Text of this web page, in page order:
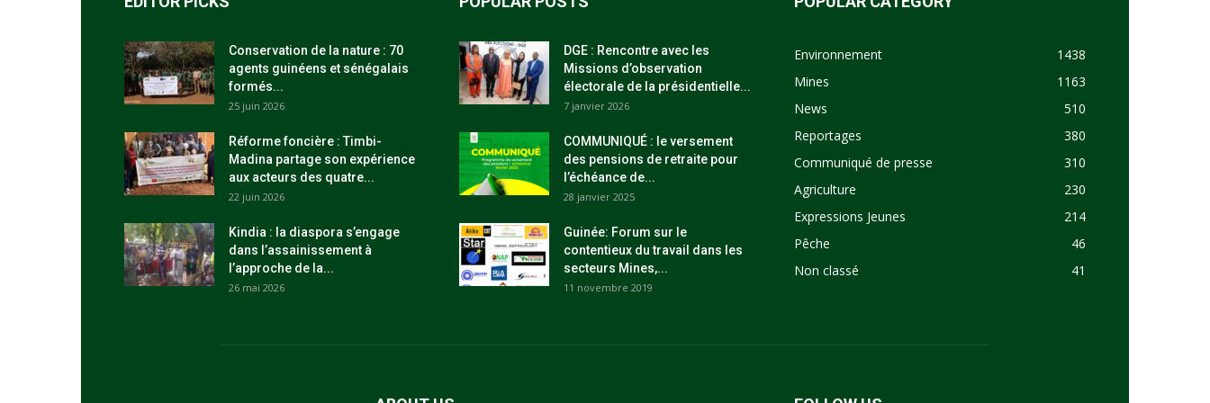
Conservation de la nature : 70
agents guinéens et sénégalais
formés...
25 juin 2026
Réforme foncière : Timbi-
Madina partage son expérience
aux acteurs des quatre...
22 juin 2026
Kindia : la diaspora s’engage
dans l’assainissement à
l’approche de la...
26 mai 2026
DGE : Rencontre avec les
Missions d’observation
électorale de la présidentielle...
7 janvier 2026
COMMUNIQUÉ : le versement
des pensions de retraite pour
l’échéance de...
28 janvier 2025
Guinée: Forum sur le
contentieux du travail dans les
secteurs Mines,...
11 novembre 2019
Environnement
1438
Mines
1163
News
510
Reportages
380
Communiqué de presse
310
Agriculture
230
Expressions Jeunes
214
Pêche
46
Non classé
41